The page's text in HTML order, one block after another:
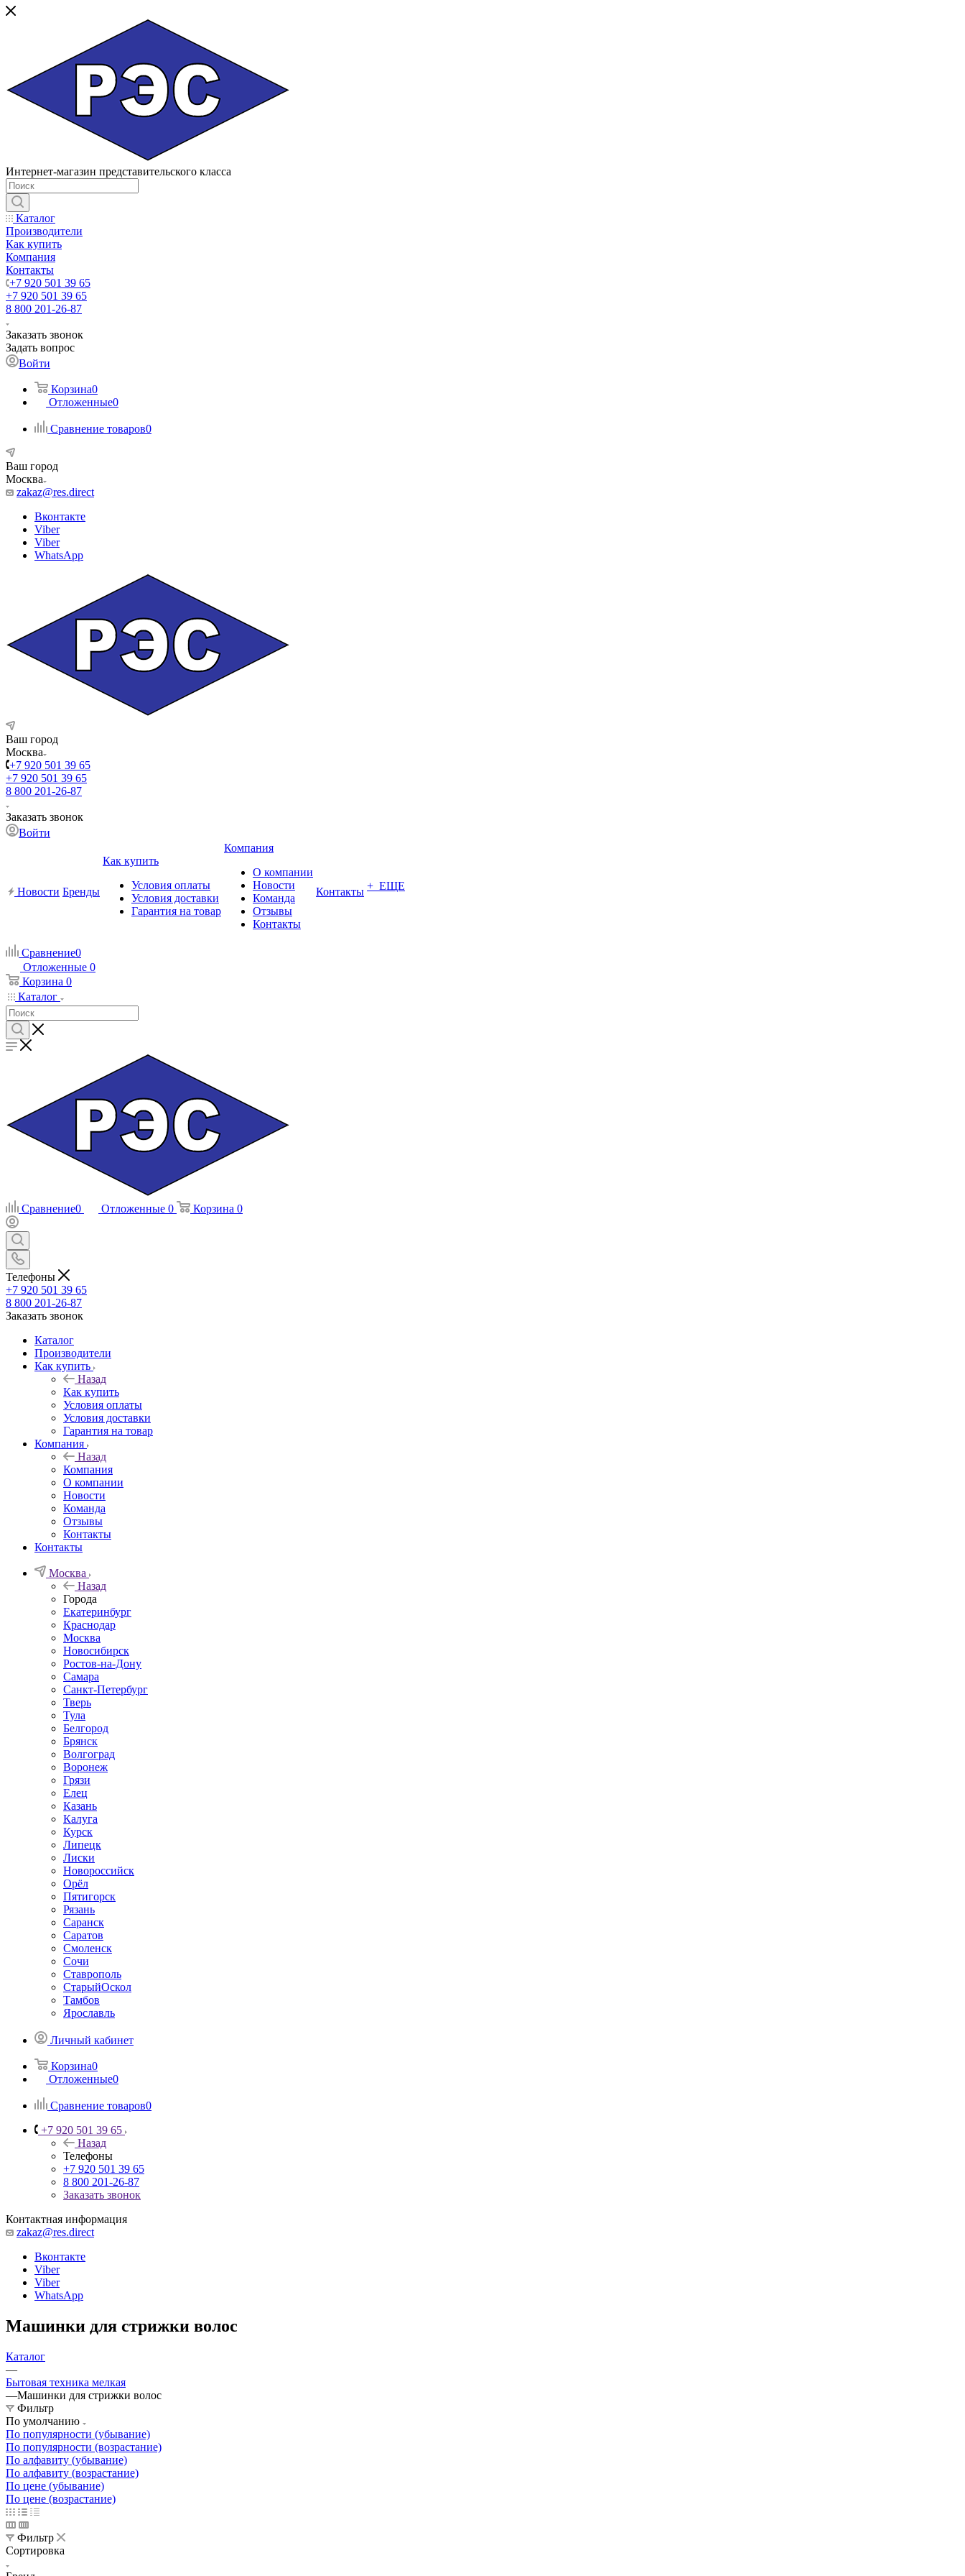
Интернет-магазин представительского класса
Каталог
Производители
Как купить
Компания
Контакты
+7 920 501 39 65
+7 920 501 39 65
8 800 201-26-87
Заказать звонок
Задать вопрос
Войти
Корзина0
Отложенные0
Сравнение товаров0
Ваш город
Москва
zakaz@res.direct
Вконтакте
Viber
Viber
WhatsApp
Ваш город
Москва
+7 920 501 39 65
+7 920 501 39 65
8 800 201-26-87
Заказать звонок
Войти
Новости Бренды
Как купить
Условия оплаты
Условия доставки
Гарантия на товар
Компания
О компании
Новости
Команда
Отзывы
Контакты
Контакты + ЕЩЕ
Сравнение0
Отложенные 0
Корзина 0
Каталог
Сравнение0 Отложенные 0 Корзина 0
Телефоны
+7 920 501 39 65
8 800 201-26-87
Заказать звонок
Каталог
Производители
Как купить
Назад
Как купить
Условия оплаты
Условия доставки
Гарантия на товар
Компания
Назад
Компания
О компании
Новости
Команда
Отзывы
Контакты
Контакты
Москва
Назад
Города
Екатеринбург
Краснодар
Москва
Новосибирск
Ростов-на-Дону
Самара
Санкт-Петербург
Тверь
Тула
Белгород
Брянск
Волгоград
Воронеж
Грязи
Елец
Казань
Калуга
Курск
Липецк
Лиски
Новороссийск
Орёл
Пятигорск
Рязань
Саранск
Саратов
Смоленск
Сочи
Ставрополь
СтарыйОскол
Тамбов
Ярославль
Личный кабинет
Корзина0
Отложенные0
Сравнение товаров0
+7 920 501 39 65
Назад
Телефоны
+7 920 501 39 65
8 800 201-26-87
Заказать звонок
Контактная информация
zakaz@res.direct
Вконтакте
Viber
Viber
WhatsApp
Машинки для стрижки волос
Каталог
—
Бытовая техника мелкая
—Машинки для стрижки волос
Фильтр
По умолчанию
По популярности (убывание)
По популярности (возрастание)
По алфавиту (убывание)
По алфавиту (возрастание)
По цене (убывание)
По цене (возрастание)
Фильтр
Сортировка